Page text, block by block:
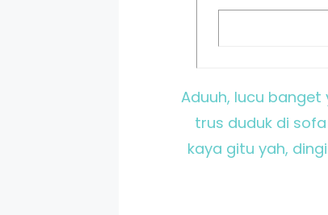
Aduuh, lucu
trus duduk di
kaya gitu yah,